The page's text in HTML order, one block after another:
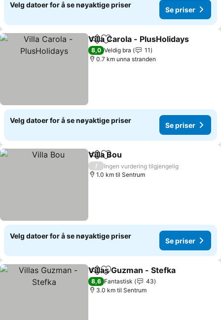
Velg datoer for å se nøyaktige priser
Se priser
Del Legg til i favoritter
Villa Carola - PlusHolidays
8,0 Veldig bra
11
0.7 km unna stranden
Velg datoer for å se nøyaktige priser
Se priser
Del Legg til i favoritter
Villa Bou
/
Ingen vurdering tilgjengelig
1.0 km til Sentrum
Velg datoer for å se nøyaktige priser
Se priser
Del Legg til i favoritter
Villas Guzman - Stefka
8,6 Fantastisk
43
3.0 km til Sentrum